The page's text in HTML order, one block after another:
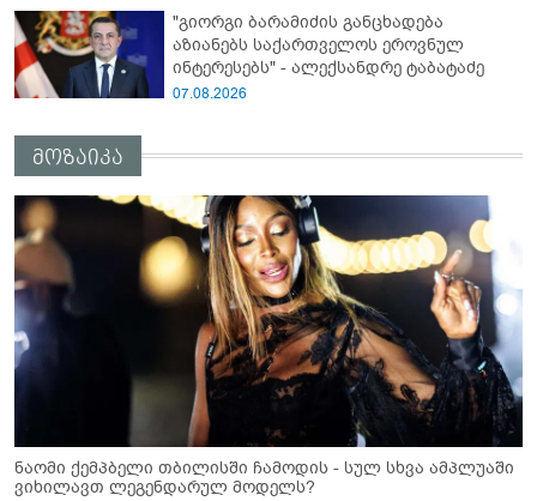
ბარამიძე კი ტყუის"
"გიორგი ბარამიძის განცხადება
აზიანებს საქართველოს ეროვნულ
ინტერესებს" - ალექსანდრე ტაბატაძე
07.08.2026
მოზაიკა
ნაომი ქემპბელი თბილისში ჩამოდის - სულ სხვა ამპლუაში
ვიხილავთ ლეგენდარულ მოდელს?